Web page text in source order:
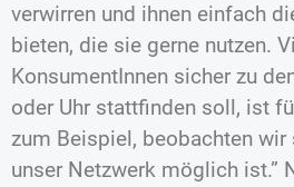
verwirren und ihnen einfach
bieten, die sie gerne nutzen.
KonsumentInnen sicher zu
oder Uhr stattfinden soll, ist
zum Beispiel, beobachten
unser Netzwerk möglich ist.”